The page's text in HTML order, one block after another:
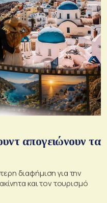
απογειώνουν τα
διαφήμιση για την
και τον τουρισμό